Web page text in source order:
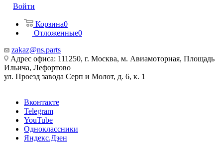
Войти
Корзина0
Отложенные0
zakaz@ns.parts
Адрес офиса: 111250, г. Москва, м. Авиамоторная, Площадь
Ильича, Лефортово
ул. Проезд завода Серп и Молот, д. 6, к. 1
Вконтакте
Telegram
YouTube
Одноклассники
Яндекс.Дзен